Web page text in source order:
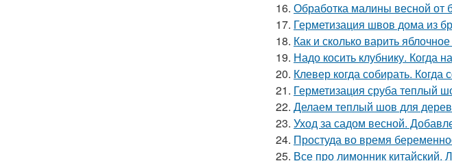
16. Обработка малины весной от
17. Герметизация швов дома из
18. Как и сколько варить
19. Надо косить клубнику. Когда
20. Клевер когда собирать. Когда
21. Герметизация сруба теплый
22. Делаем теплый шов для
23. Уход за садом весной.
24. Простуда во время
25. Все про лимонник китайский.